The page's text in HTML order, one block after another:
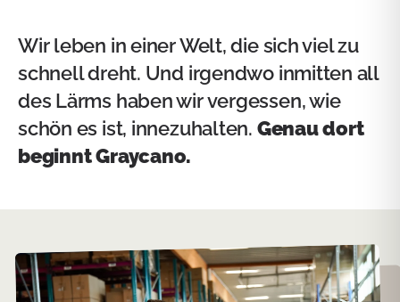
Wir leben in einer Welt, die sich viel zu
schnell dreht. Und irgendwo inmitten all
des Lärms haben wir vergessen, wie
schön es ist, innezuhalten. Genau dort
beginnt Graycano.